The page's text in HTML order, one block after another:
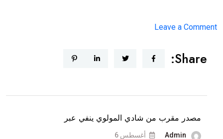
Leave a Comment
فود
من
السفر
Share:
مصدر مقرب من شادي المولوي ينفي عبر
Admin أغسطس 6